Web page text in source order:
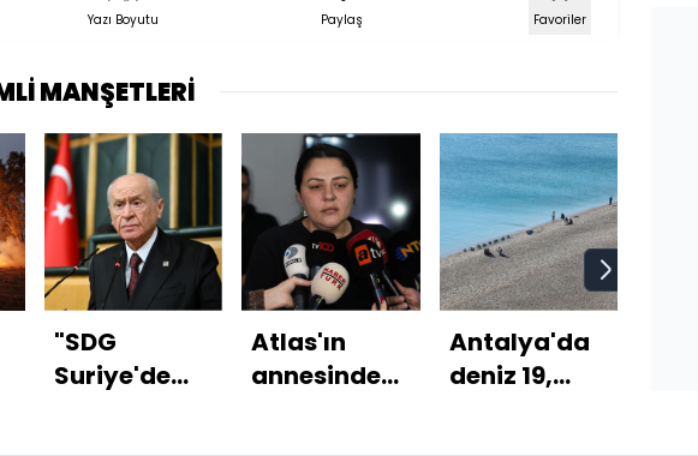
Yazı Boyutu Paylaş Favoriler
MANŞETLERİ
"SDG
Suriye'de
Atlas'ın
annesinden
Antalya'da
deniz 19,